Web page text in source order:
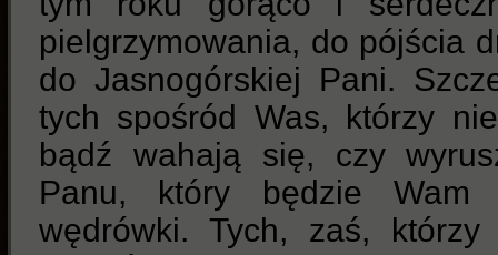
pielgrzymowania, do pójścia
do Jasnogórskiej Pani.
tych spośród Was, którzy
bądź wahają się, czy
Panu, który będzie Wam
wędrówki. Tych, zaś,